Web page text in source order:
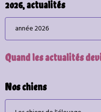
2026, actualités
année 2026
Quand les actualités
Nos chiens